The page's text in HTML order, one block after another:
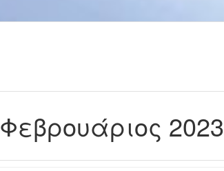
Φεβρουάριος 2023